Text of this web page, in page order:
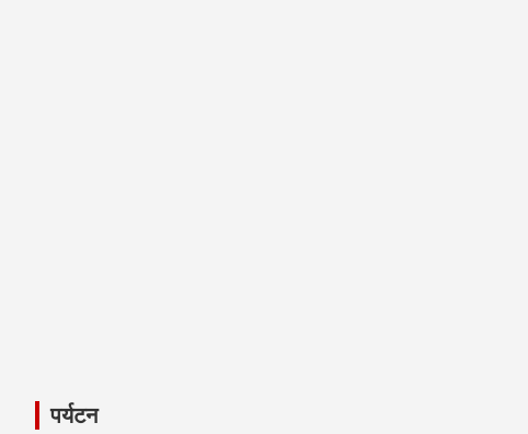
पर्यटन